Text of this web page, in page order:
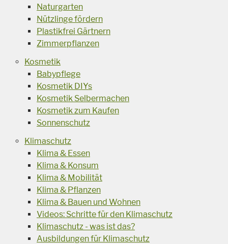
Naturgarten
Nützlinge fördern
Plastikfrei Gärtnern
Zimmerpflanzen
Kosmetik
Babypflege
Kosmetik DIYs
Kosmetik Selbermachen
Kosmetik zum Kaufen
Sonnenschutz
Klimaschutz
Klima & Essen
Klima & Konsum
Klima & Mobilität
Klima & Pflanzen
Klima & Bauen und Wohnen
Videos: Schritte für den Klimaschutz
Klimaschutz - was ist das?
Ausbildungen für Klimaschutz